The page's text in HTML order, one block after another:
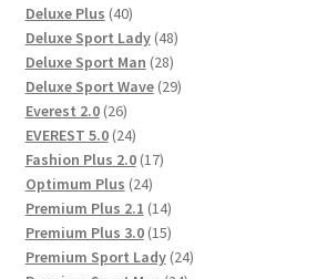
Deluxe Plus 4040
Produkte
Deluxe Sport Lady 4848
Produkte
Deluxe Sport Man 2828
Produkte
Deluxe Sport Wave 2929
Everest 2.0 2626
Produkte
EVEREST 5.0 2424
Produkte
Fashion Plus 2.0 1717
Optimum Plus 2424
Produkte
Premium Plus 2.1 1414
Produkte
Premium Plus 3.0 1515
Produkte
Premium Sport Lady 2424